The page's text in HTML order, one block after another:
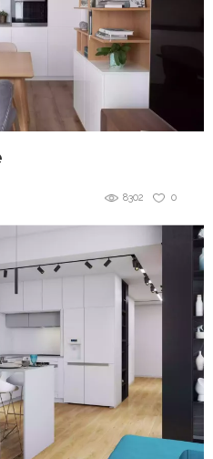
0
8302